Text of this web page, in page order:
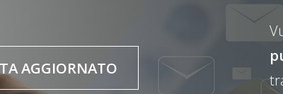
AGGIORNATO